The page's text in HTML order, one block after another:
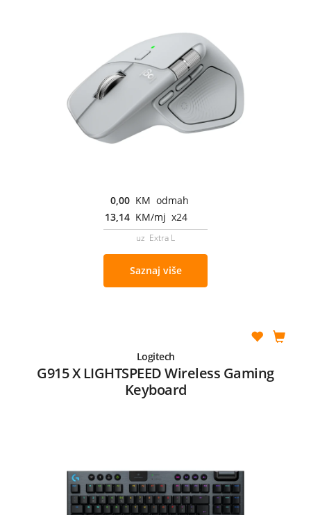
0,00 KM odmah
13,14 KM/mj x24
uz Extra L
Saznaj više
Logitech
G915 X LIGHTSPEED Wireless Gaming
Keyboard